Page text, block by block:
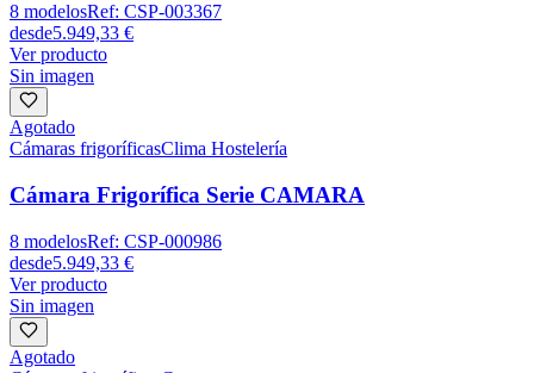
8 modelosRef: CSP-003367
desde5.949,33 €
Ver producto
Sin imagen
Agotado
Cámaras frigoríficasClima Hostelería
Cámara Frigorífica Serie CAMARA
8 modelosRef: CSP-000986
desde5.949,33 €
Ver producto
Sin imagen
Agotado